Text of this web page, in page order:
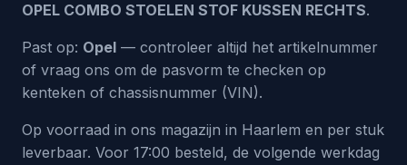
OPEL COMBO STOELEN STOF KUSSEN RECHTS.
Past op: Opel — controleer altijd het artikelnummer
of vraag ons om de pasvorm te checken op
kenteken of chassisnummer (VIN).
Op voorraad in ons magazijn in Haarlem en per stuk
leverbaar. Voor 17:00 besteld, de volgende werkdag